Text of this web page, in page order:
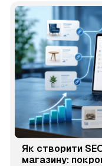
Як створити
магазину: